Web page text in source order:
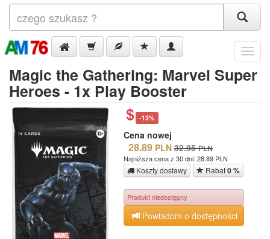
Menu
Magic the Gathering: Marvel Super
Heroes - 1x Play Booster
-13%
Cena nowej
28.89 PLN 32.95 PLN
Najniższa cena z 30 dni: 28.89 PLN
Koszty dostawy Rabat0 %
Produkt niedostępny
Powiadom o dostępności